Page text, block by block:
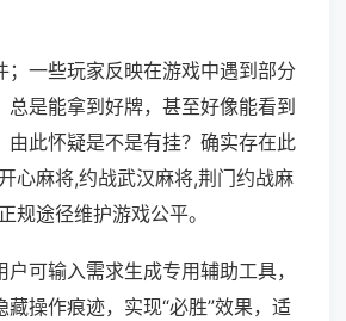
；一些玩家反映在游戏中遇到部分
总是能拿到好牌，甚至好像能看到
由此怀疑是不是有挂？确实存在此
心麻将,约战武汉麻将,荆门约战麻
规途径维护游戏公平。
可输入需求生成专用辅助工具，
操作痕迹，实现“必胜”效果，适